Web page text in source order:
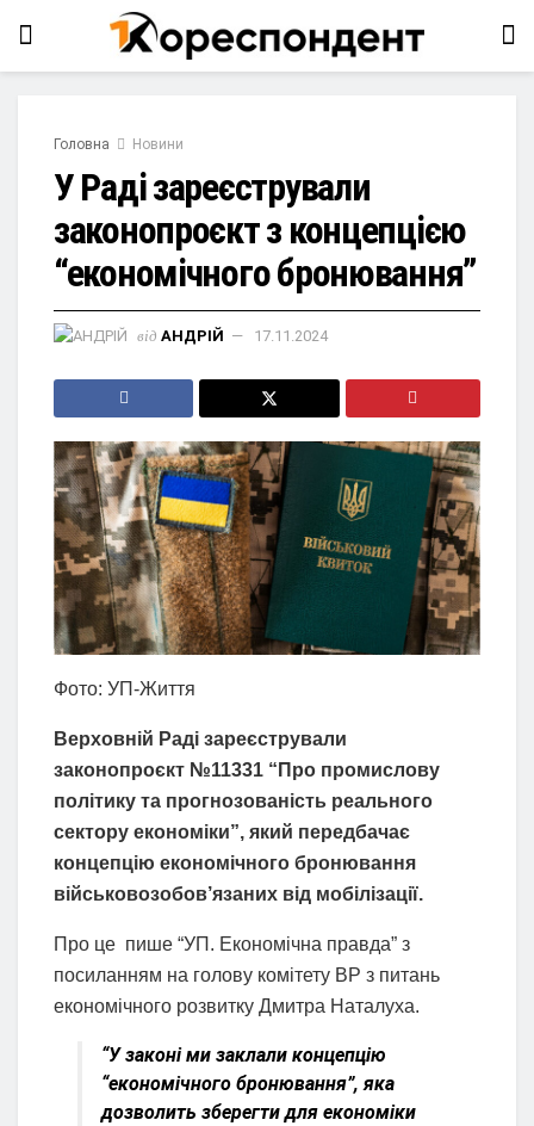
Головна Новини
У Раді зареєстрували
законопроєкт з концепцією
“економічного бронювання”
від АНДРІЙ 17.11.2024
Фото: УП-Життя
Верховній Раді зареєстрували
законопроєкт №11331 “Про промислову
політику та прогнозованість реального
сектору економіки”, який передбачає
концепцію економічного бронювання
військовозобов’язаних від мобілізації.
Про це пише “УП. Економічна правда” з
посиланням на голову комітету ВР з питань
економічного розвитку Дмитра Наталуха.
“У законі ми заклали концепцію
“економічного бронювання”, яка
дозволить зберегти для економіки